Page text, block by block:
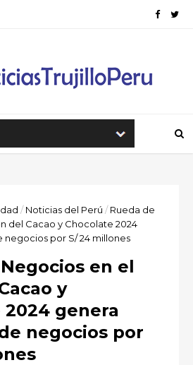
/ Noticias del Perú / Rueda de
del Cacao y Chocolate 2024
negocios por S/ 24 millones
en el
y
genera
negocios por